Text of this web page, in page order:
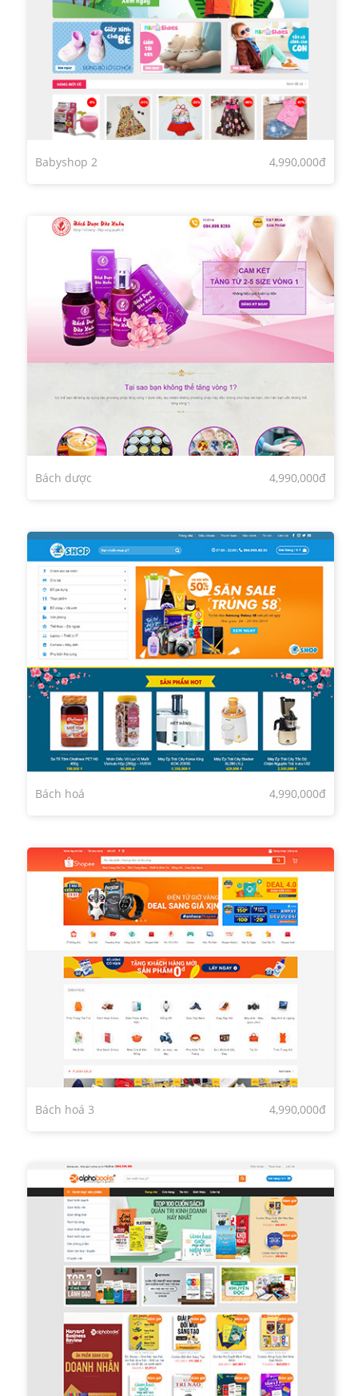
Babyshop 2 4,990,000đ
Bách dược 4,990,000đ
Bách hoá 4,990,000đ
Bách hoá 3 4,990,000đ